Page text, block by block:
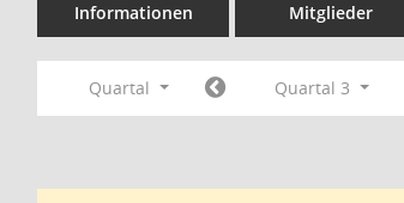
Informationen Mitglieder
Quartal Quartal 3